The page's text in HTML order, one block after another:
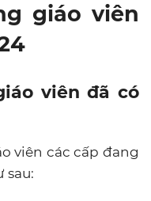
giáo viên
viên đã có
viên các cấp đang
sau: